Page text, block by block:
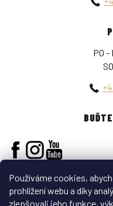
Používáme cookies,
prohlížení webu a díky
zlepšovali jeho funkce,
PO -
SO